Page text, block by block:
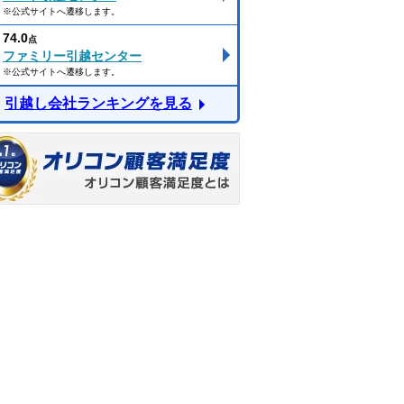
※公式サイトへ遷移します。
74.0点
ファミリー引越センター
※公式サイトへ遷移します。
引越し会社ランキングを見る